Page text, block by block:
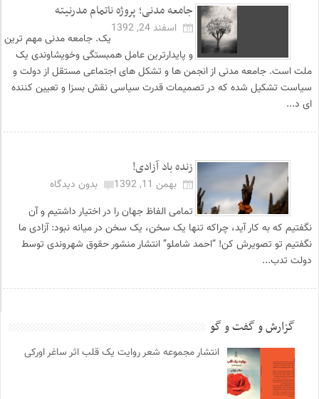
جامعه مدنی؛ پروژه ناتمام مدرنیته
اسفند 24, 1392
یک. جامعه مدنی مهم ترین
و پایدارترین عامل همبستگی وخویشاوندی یک
ملت است. جامعه مدنی از انجمن ها و تشکل های اجتماعی مستقل از دولت و
سیاست تشکیل شده که در تصمیمات قدرت سیاسی نقش بسزا و تعیین کننده
ای د...
زنده باد آزادی!
بهمن 11, 1392
بدون دیدگاه
تمامی الفاظ جهان را در اختیار داشتیم و آن
نگفتیم که به کار آید، چراکه تنها یک سخن، یک سخن در میانه نبود: آزادی ما
نگفتیم تو تصویرش کن! “احمد شاملو” انتشار منشور حقوق شهروندی توسط
دولت تدب...
گزارش و گفت و گو
انتشار مجموعه شعر روایت یک قلب اثر ساغر اورکی